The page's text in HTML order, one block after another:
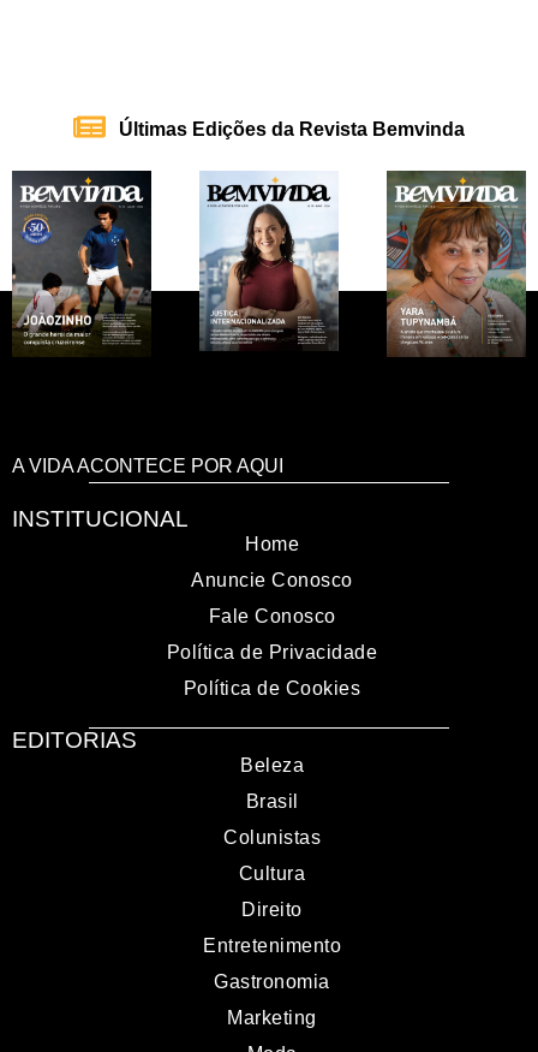
Últimas Edições da Revista Bemvinda
A VIDA ACONTECE POR AQUI
INSTITUCIONAL
Home
Anuncie Conosco
Fale Conosco
Política de Privacidade
Política de Cookies
EDITORIAS
Beleza
Brasil
Colunistas
Cultura
Direito
Entretenimento
Gastronomia
Marketing